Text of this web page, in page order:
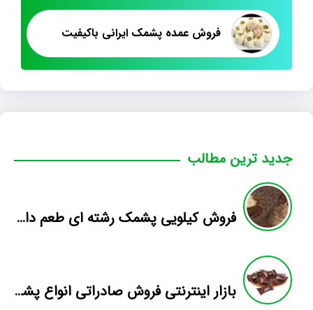
فروش عمده پشمک ایرانی باکیفیت
جدید ترین مطالب
فروش کیلویی پشمک رشته ای طعم دار میوه
بازار اینترنتی فروش صادراتی انواع پشمک الیافی/شکلاتی